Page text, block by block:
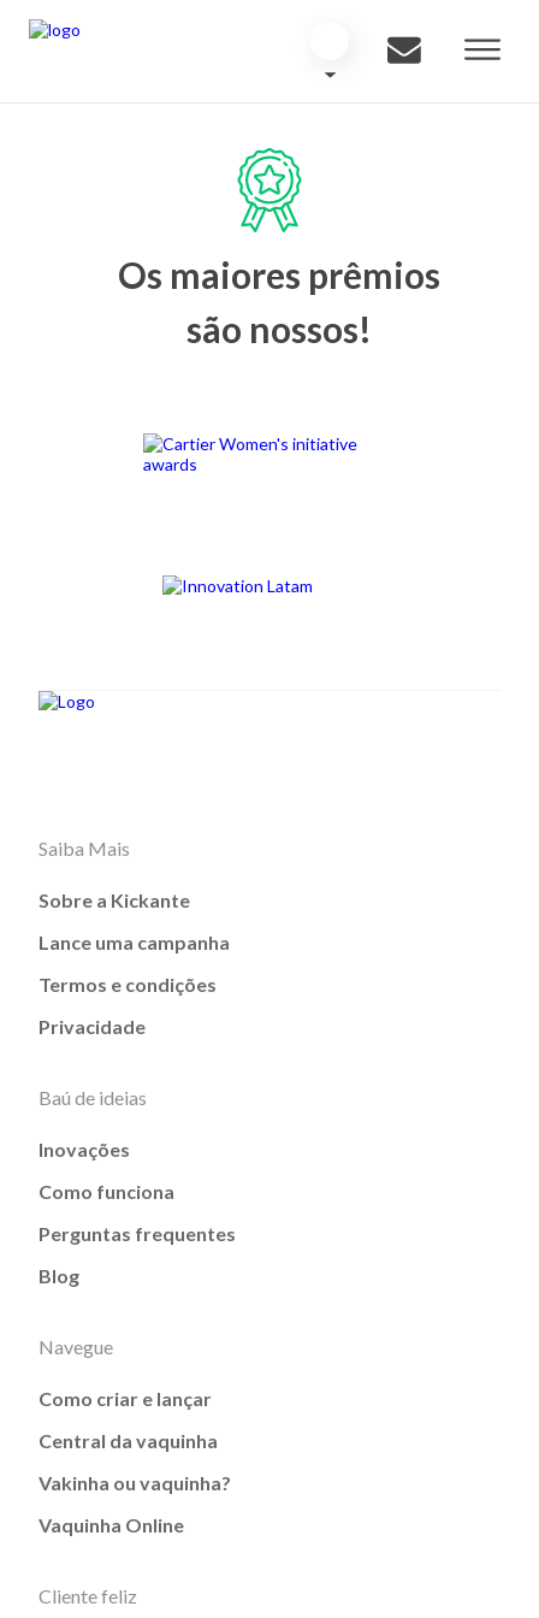
Os maiores prêmios
são nossos!
Saiba Mais
Sobre a Kickante
Lance uma campanha
Termos e condições
Privacidade
Baú de ideias
Inovações
Como funciona
Perguntas frequentes
Blog
Navegue
Como criar e lançar
Central da vaquinha
Vakinha ou vaquinha?
Vaquinha Online
Cliente feliz